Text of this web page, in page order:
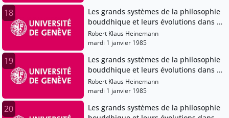
18
Les grands systèmes de la philosophie
bouddhique et leurs évolutions dans le
bouddhisme japonais
Robert Klaus Heinemann
mardi 1 janvier 1985
19
Les grands systèmes de la philosophie
bouddhique et leurs évolutions dans le
bouddhisme japonais
Robert Klaus Heinemann
mardi 1 janvier 1985
20
Les grands systèmes de la philosophie